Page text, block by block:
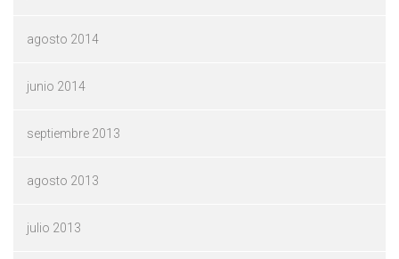
agosto 2014
junio 2014
septiembre 2013
agosto 2013
julio 2013